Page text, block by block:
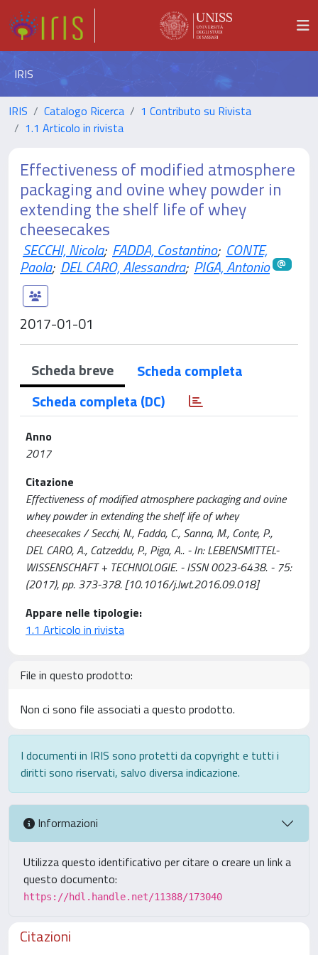
IRIS
IRIS Catalogo Ricerca
1 Contributo su Rivista
1.1 Articolo in rivista
Effectiveness of modified atmosphere
packaging and ovine whey powder in
extending the shelf life of whey
cheesecakes
SECCHI, Nicola; FADDA, Costantino; CONTE,
Paola; DEL CARO, Alessandra; PIGA, Antonio
2017-01-01
Scheda breve
Scheda completa
Scheda completa (DC)
Anno
2017
Citazione
Effectiveness of modified atmosphere packaging and ovine
whey powder in extending the shelf life of whey
cheesecakes / Secchi, N., Fadda, C., Sanna, M., Conte, P.,
DEL CARO, A., Catzeddu, P., Piga, A.. - In: LEBENSMITTEL-
WISSENSCHAFT + TECHNOLOGIE. - ISSN 0023-6438. - 75:
(2017), pp. 373-378. [10.1016/j.lwt.2016.09.018]
Appare nelle tipologie:
1.1 Articolo in rivista
File in questo prodotto:
Non ci sono file associati a questo prodotto.
I documenti in IRIS sono protetti da copyright e tutti i
diritti sono riservati, salvo diversa indicazione.
Informazioni
Utilizza questo identificativo per citare o creare un link a
questo documento:
https://hdl.handle.net/11388/173040
Citazioni